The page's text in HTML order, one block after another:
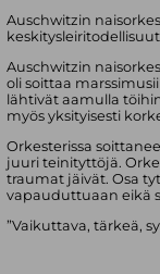
Auschwitzin
Auschwitzin
oli soittaa
lähtivät aamulla
myös yksityisesti
Orkesterissa
juuri teinityttöjä.
traumat jäivät. Osa
vapauduttuaan eikä
”Vaikuttava, tärkeä,